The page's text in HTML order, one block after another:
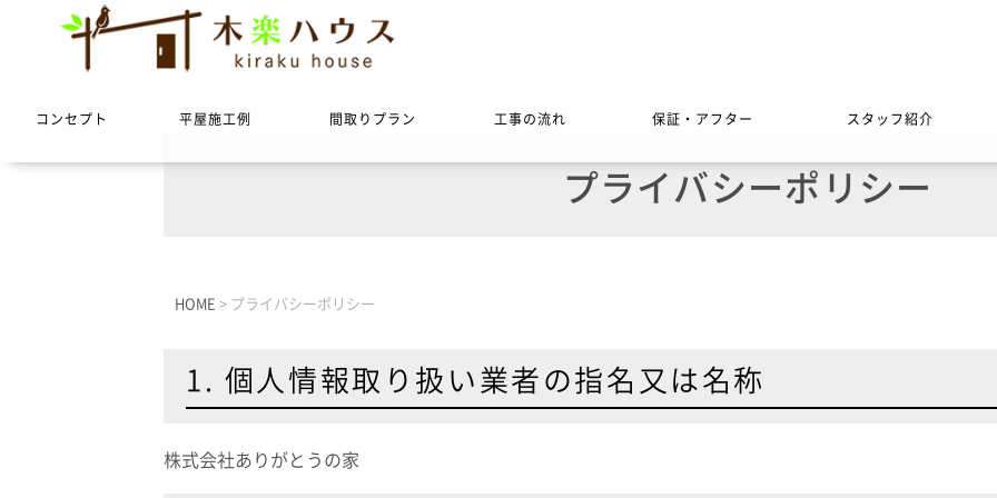
コンセプト 平屋施工例 間取りプラン 工事の流れ 保証・アフター スタッフ紹介
プライバシーポリシー
HOME > プライバシーポリシー
1. 個人情報取り扱い業者の指名又は名称
株式会社ありがとうの家